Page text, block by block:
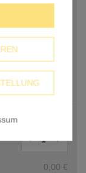
- +
0,00 €